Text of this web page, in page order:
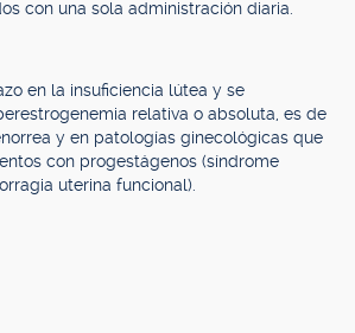
con una sola administración diaria.
en la insuficiencia lútea y se
relativa o absoluta, es de
y en patologías ginecológicas que
con progestágenos (síndrome
uterina funcional).